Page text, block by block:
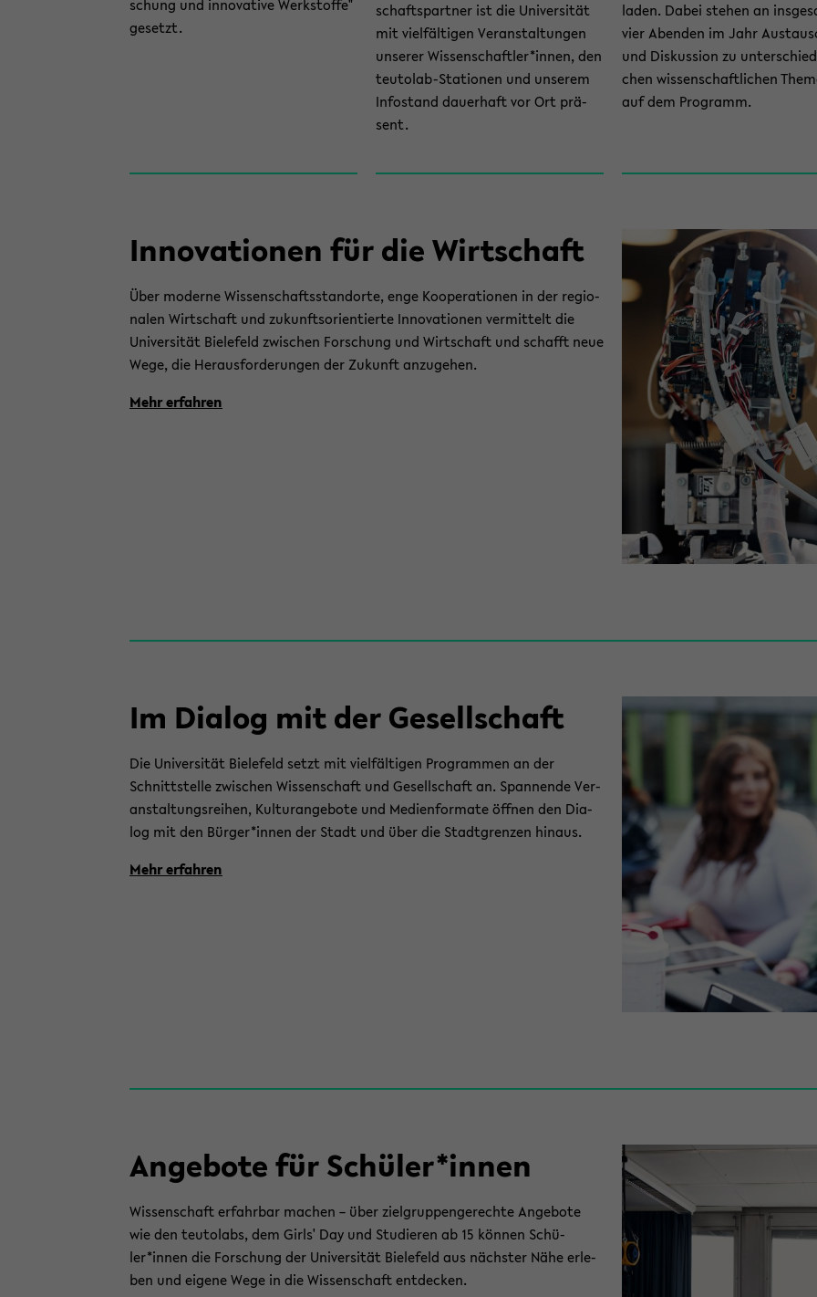
schung und in­no­va­ti­ve Werk­stof­fe"
ge­setzt.
schafts­part­ner ist die Uni­ver­si­tät
mit viel­fäl­ti­gen Ver­an­stal­tun­gen
un­se­rer Wis­sen­schaft­ler*innen, den
teutolab-​Stationen und un­se­rem
In­fo­stand dau­er­haft vor Ort prä­
sent.
la­den. Dabei ste­hen an
vier Aben­den im Jahr
und Dis­kus­si­on zu
chen wis­sen­schaft­li­chen
auf dem Pro­gramm.
In­no­va­tio­nen für die Wirt­schaft
Über mo­der­ne Wis­sen­schafts­stand­or­te, enge Ko­ope­ra­tio­nen in der re­gio­
na­len Wirt­schaft und zu­kunfts­ori­en­tier­te In­no­va­tio­nen ver­mit­telt die
Uni­ver­si­tät Bie­le­feld zwi­schen For­schung und Wirt­schaft und schafft neue
Wege, die Her­aus­for­de­run­gen der Zu­kunft an­zu­ge­hen.
Mehr er­fah­ren
Im Dia­log mit der Ge­sell­schaft
Die Uni­ver­si­tät Bie­le­feld setzt mit viel­fäl­ti­gen Pro­gram­men an der
Schnitt­stel­le zwi­schen Wis­sen­schaft und Ge­sell­schaft an. Span­nen­de Ver­
an­stal­tungs­rei­hen, Kul­tur­ange­bo­te und Me­di­en­for­ma­te öff­nen den Dia­
log mit den Bür­ger*innen der Stadt und über die Stadt­gren­zen hin­aus.
Mehr er­fah­ren
An­ge­bo­te für Schü­ler*innen
Wis­sen­schaft er­fahr­bar ma­chen – über ziel­grup­pen­ge­rech­te An­ge­bo­te
wie den teu­tol­abs, dem Girls' Day und Stu­die­ren ab 15 kön­nen Schü­
ler*innen die For­schung der Uni­ver­si­tät Bie­le­feld aus nächs­ter Nähe er­le­
ben und ei­ge­ne Wege in die Wis­sen­schaft ent­de­cken.